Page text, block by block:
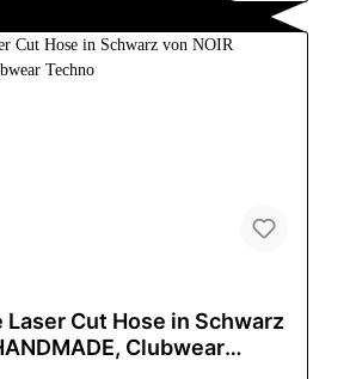
bei Freizeitausflügen
Das einzigartige perforierte Design
optischen Effekt und
Laser Cut Hose in Schwarz
Clubwear